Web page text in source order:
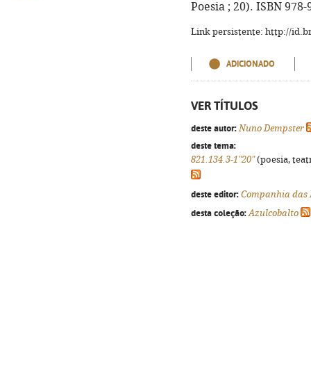
Poesia ; 20). ISBN 978-
Link persistente: http://
ADICIONADO
VER TÍTULOS
deste autor: Nuno Dempster
deste tema:
821.134.3-1"20"(poesia,
deste editor: Companhia das
desta coleção: Azulcobalto